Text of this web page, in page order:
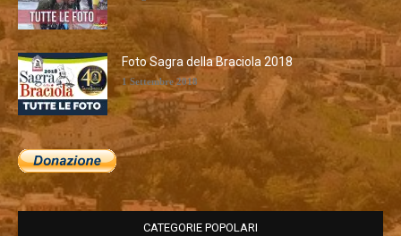
Foto Sagra della Braciola 2018
1 Settembre 2018
CATEGORIE POPOLARI